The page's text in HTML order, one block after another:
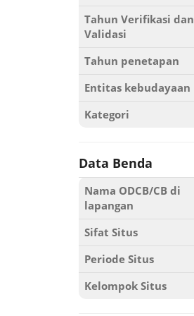
Tahun Verifikasi dan
Validasi
Tahun penetapan
Entitas kebudayaan
Kategori
Data Benda
Nama ODCB/CB di
lapangan
Sifat Situs
Periode Situs
Kelompok Situs